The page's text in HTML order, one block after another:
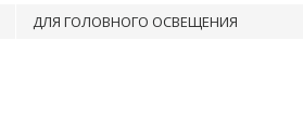
ДЛЯ ГОЛОВНОГО ОСВЕЩЕНИЯ